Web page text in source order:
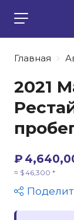
Главная
2021
₽
≈ $ 46,300 *